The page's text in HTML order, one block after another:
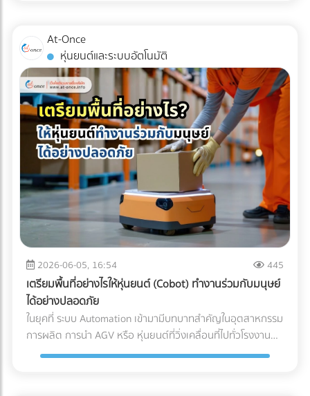
รอยต่อ" (Seamless Temperature Control) ตั้งแต่หน้าฟาร์มที่
ญี่ปุ่นจนถึงประตูโรงงานในไทย 1. Origin (ต้นทางที่ญี่ปุ่น):
กระบวนการเริ่มต้นตั้งแต่หลังจากการบด ผงมัทฉะจะถูกบรรจุใน
ถุงฟอยล์ทึบแสงแบบสุญญากาศ หรือซีลพร้อมซองดูดออกซิเจน
ทันที จากนั้นจะถูกนำไปจัดเก็บในคลังสินค้าควบคุมอุณหภูมิ (มัก
จะต่ำกว่า 15°C หรือในบางเกรดอาจติดลบ) 2. Transit (ระหว่าง
การเดินทาง): การขนส่งทางเรือ (Ocean Freight) จากญี่ปุ่นมา
ไทยใช้เวลาประมาณ 10-14 วัน หากใช้ตู้คอนเทนเนอร์ปกติ (Dry
Container) อุณหภูมิภายในตู้อาจพุ่งสูงถึง 50-60°C ในตอน
กลางวัน ซึ่งจะอบผงมัทฉะจนเสื่อมสภาพทั้งหมด ธุรกิจ B2B จึง
ต้องเลือกใช้ ตู้คอนเทนเนอร์ควบคุมอุณหภูมิ (Reefer
Container) ที่สามารถตั้งค่าอุณหภูมิให้คงที่ตลอดการเดินทาง
ฝ่ามหาสมุทร 3. Destination (ปลายทางที่ไทย): เมื่อสินค้าถึง
ท่าเรือประเทศไทย ความท้าทายคือ "อุณหภูมิภายนอกที่ร้อนจัด"
กระบวนการเคลียร์สินค้าทางศุลกากร (Customs Clearance)
ต้องทำอย่างรวดเร็ว และขนถ่ายสินค้าขึ้นรถบรรทุกห้องเย็น
(Refrigerated Truck) ทันที เพื่อนำไปจัดเก็บในคลังสินค้าปรับ
อากาศของโรงงาน รอการเบิกจ่ายเข้าสู่สายพานการผลิตต่อไป
ผลตอบแทนของการลงทุนใน Cold Chain สำหรับโรงงาน F&B
หลายองค์กรอาจมองว่าค่าใช้จ่ายในระบบ Cold Chain Logistics
หากมีการวางแผนอย่างถูกต้องตามข้อกำหนดของกรม
สรรพากร เงื่อนไขการนำค่าใช้จ่าย Outing & CSR ไปหักภาษี
บริษัท การจะตอบคำถามว่า "เช่ารถบัสจัดสัมมนา หักภาษีได้
ไหม?" ต้องพิจารณาเงื่อนไขหลัก ดังนี้: ต้องมีวัตถุประสงค์เพื่อ
การพัฒนาบุคลากร: กิจกรรมต้องมีกำหนดการ (Itinerary)
ชัดเจน เช่น มีการอบรมสัมมนา หรือทำกิจกรรม CSR ที่เป็น
ประโยชน์ต่อสังคม เป็นสิทธิประโยชน์ที่พนักงานทุกคนเข้าถึงได้:
ต้องเป็นการจัดเลี้ยงหรือสวัสดิการที่ให้สิทธิพนักงานทุกคนอย่าง
เท่าเทียม ไม่เลือกปฏิบัติเฉพาะกลุ่ม มีหลักฐานการจ่ายเงินที่ถูก
ต้อง: ต้องมีใบกำกับภาษี/ใบเสร็จรับเงินที่ระบุชื่อบริษัทของคุณ
อย่างครบถ้วน 3 เทคนิคเช่ารถทัวร์เหมาคันให้ "ประหยัดงบ" และ
ถูกต้องตามกฎหมาย การประเมินจำนวนคนและประเภทรถ
(Capacity Planning): เลือกรถให้พอดีกับจำนวนคน เช่น
พนักงาน 20 คน ควรเลือกมินิบัสแทนรถบัสขนาด 40 ที่นั่ง เพื่อ
ลดค่าใช้จ่ายส่วนเกิน การคำนวณเส้นทางและจุดแวะพัก: วางแผน
เส้นทางให้ชัดเจนเพื่อหลีกเลี่ยงการวิ่งรถอ้อม ซึ่งจะช่วยลดต้นทุน
ค่าน้ำมันและค่าล่วงเวลา (OT) ของคนขับรถ เลือกบริษัทรถเช่าที่
จดทะเบียนนิติบุคคล: ข้อนี้สำคัญที่สุด! เพื่อให้สามารถออก ใบ
กำกับภาษีค่าเช่ารถ และทำเอกสารหัก ณ ที่จ่ายได้อย่างถูกต้อง
ตามกฎหมาย เช็กลิสต์เอกสารที่ HR และจัดซื้อต้องเตรียมให้ฝ่าย
At-Once
หุ่นยนต์และระบบอัตโนมัติ
2026-06-05, 16:54 445
เตรียมพื้นที่อย่างไรให้หุ่นยนต์ (Cobot) ทำงานร่วมกับมนุษย์
ได้อย่างปลอดภัย
ในยุคที่ ระบบ Automation เข้ามามีบทบาทสำคัญในอุตสาหกรรม
การผลิต การนำ AGV หรือ หุ่นยนต์ที่วิ่งเคลื่อนที่ไปทั่วโรงงาน
เข้ามาใช้งาน แต่คำถามที่วิศวกรและผู้จัดการโรงงานต้องตอบให้